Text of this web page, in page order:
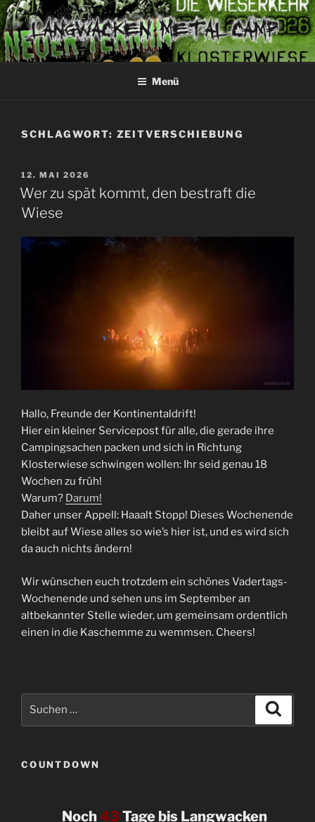
Zum
Inhalt
springen
LANGWACKEN
Band-free Fresstival since 2003
Menü
SCHLAGWORT: ZEITVERSCHIEBUNG
VERÖFFENTLICHT
AM
12. MAI 2026
Wer zu spät kommt, den bestraft die
Wiese
Hallo, Freunde der Kontinentaldrift!
Hier ein kleiner Servicepost für alle, die gerade ihre
Campingsachen packen und sich in Richtung
Klosterwiese schwingen wollen: Ihr seid genau 18
Wochen zu früh!
Warum? Darum!
Daher unser Appell: Haaalt Stopp! Dieses Wochenende
bleibt auf Wiese alles so wie’s hier ist, und es wird sich
da auch nichts ändern!
Wir wünschen euch trotzdem ein schönes Vadertags-
Wochenende und sehen uns im September an
altbekannter Stelle wieder, um gemeinsam ordentlich
einen in die Kaschemme zu wemmsen. Cheers!
COUNTDOWN
Noch43 Tage bis Langwacken